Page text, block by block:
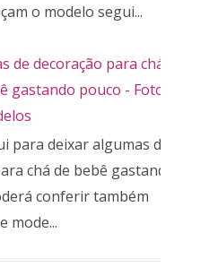
o modelo segui...
de decoração para chá de
gastando pouco - Fotos e
para deixar algumas dicas
chá de bebê gastando
conferir também
mode...